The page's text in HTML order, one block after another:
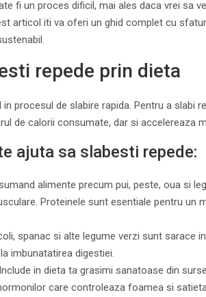
fi un proces dificil, mai ales daca vrei sa
articol iti va oferi un ghid complet cu
repede prin dieta
procesul de slabire rapida. Pentru a slabi
de calorii consumate, dar si accelereaza
ajuta sa slabesti repede:
alimente precum pui, peste, oua si
Proteinele sunt esentiale pentru
spanac si alte legume verzi sunt sarace
imbunatatirea digestiei.
in dieta ta grasimi sanatoase din
care controleaza foamea si